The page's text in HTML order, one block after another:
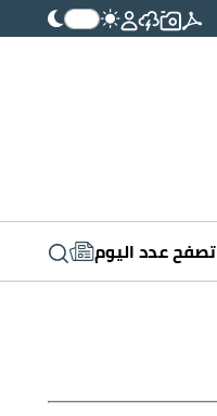
تصفح عدد اليوم